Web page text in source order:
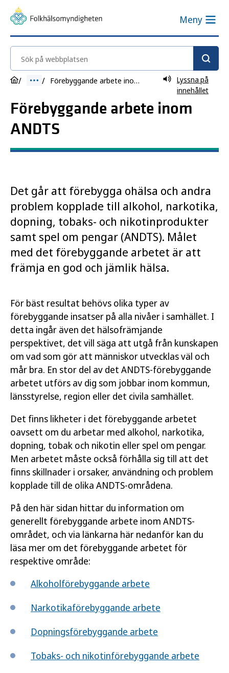
Meny
Sök på webbplatsen
Förebyggande arbete inom ANDTS
Lyssna på
innehållet
Förebyggande arbete inom
ANDTS
Det går att förebygga ohälsa och andra
problem kopplade till alkohol, narkotika,
dopning, tobaks- och nikotinprodukter
samt spel om pengar (ANDTS). Målet
med det förebyggande arbetet är att
främja en god och jämlik hälsa.
För bäst resultat behövs olika typer av
förebyggande insatser på alla nivåer i samhället. I
detta ingår även det hälsofrämjande
perspektivet, det vill säga att utgå från kunskapen
om vad som gör att människor utvecklas väl och
mår bra. En stor del av det ANDTS-förebyggande
arbetet utförs av dig som jobbar inom kommun,
länsstyrelse, region eller det civila samhället.
Det finns likheter i det förebyggande arbetet
oavsett om du arbetar med alkohol, narkotika,
dopning, tobak och nikotin eller spel om pengar.
Men arbetet måste också förhålla sig till att det
finns skillnader i orsaker, användning och problem
kopplade till de olika ANDTS-områdena.
På den här sidan hittar du information om
generellt förebyggande arbete inom ANDTS-
området, och via länkarna här nedanför kan du
läsa mer om det förebyggande arbetet för
respektive område:
Alkoholförebyggande arbete
Narkotikaförebyggande arbete
Dopningsförebyggande arbete
Tobaks- och nikotinförebyggande arbete